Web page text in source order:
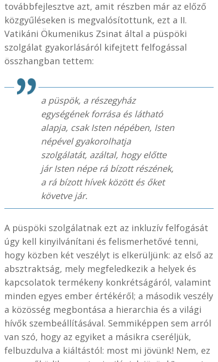
továbbfejlesztve azt, amit részben már az előző
közgyűléseken is megvalósítottunk, ezt a II.
Vatikáni Ökumenikus Zsinat által a püspöki
szolgálat gyakorlásáról kifejtett felfogással
összhangban tettem:
a püspök, a részegyház
egységének forrása és látható
alapja, csak Isten népében, Isten
népével gyakorolhatja
szolgálatát, azáltal, hogy előtte
jár Isten népe rá bízott részének,
a rá bízott hívek között és őket
követve jár.
A püspöki szolgálatnak ezt az inkluzív felfogását
úgy kell kinyilvánítani és felismerhetővé tenni,
hogy közben két veszélyt is elkerüljünk: az első az
absztraktság, mely megfeledkezik a helyek és
kapcsolatok termékeny konkrétságáról, valamint
minden egyes ember értékéről; a második veszély
a közösség megbontása a hierarchia és a világi
hívők szembeállításával. Semmiképpen sem arról
van szó, hogy az egyiket a másikra cseréljük,
felbuzdulva a kiáltástól: most mi jövünk! Nem, ez